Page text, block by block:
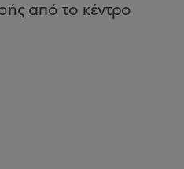
από το κέντρο